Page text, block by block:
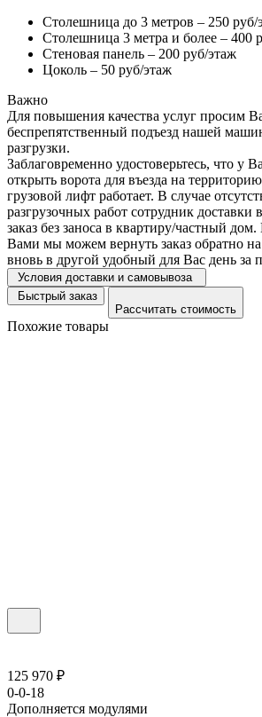
Столешница до 3 метров – 250 руб/
Столешница 3 метра и более – 400
Стеновая панель – 200 руб/этаж
Цоколь – 50 руб/этаж
Важно
Для повышения качества услуг просим
беспрепятственный подъезд нашей
разгрузки.
Заблаговременно удостоверьтесь, что у
открыть ворота для въезда на
грузовой лифт работает. В случае
разгрузочных работ сотрудник доставки
заказ без заноса в квартиру/частный
Вами мы можем вернуть заказ обратно на
вновь в другой удобный для Вас день за
Условия доставки и самовывоза
Быстрый заказ
Рассчитать стоимость
Похожие товары
125 970 ₽
0-0-18
Дополняется модулями